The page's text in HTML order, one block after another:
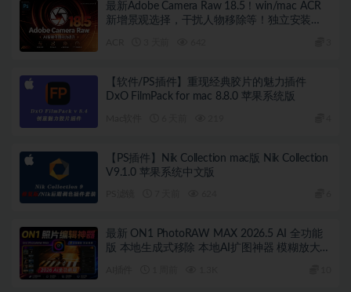
最新Adobe Camera Raw 18.5！win/mac ACR
新增景观选择，干扰人物移除等！独立安装
【软件/PS插件】重现经典胶片的魅力插件
DxO FilmPack for mac 8.8.0 苹果系统版
【PS插件】Nik Collection mac版 Nik Collection
V9.1.0 苹果系统中文版
最新 ON1 PhotoRAW MAX 2026.5 AI 全功能
版 本地生成式移除 本地AI扩图神器 模糊放大！